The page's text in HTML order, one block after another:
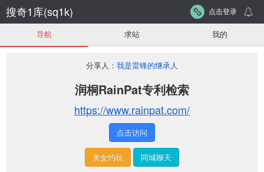
搜奇1库(sq1k) 点击登录
导航 求站 我的
分享人： 我是雷锋的继承人
润桐RainPat专利检索
https://www.rainpat.com/
点击访问
美女约玩
同城聊天